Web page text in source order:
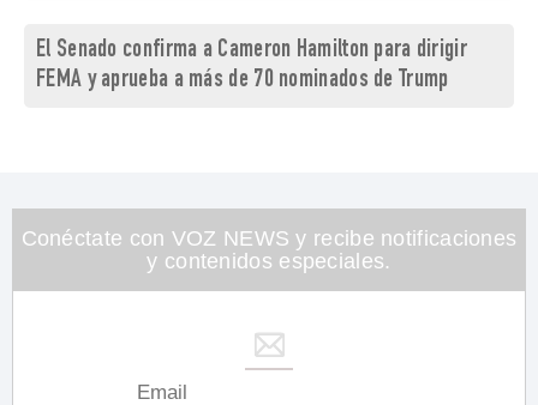
El Senado confirma a Cameron Hamilton para dirigir
FEMA y aprueba a más de 70 nominados de Trump
Conéctate con VOZ NEWS y recibe notificaciones
y contenidos especiales.